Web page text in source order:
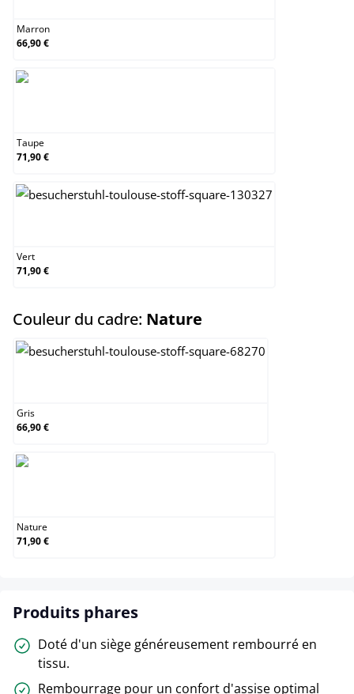
Marron
66,90 €
Taupe
71,90 €
Vert
71,90 €
Couleur du cadre: Nature
Gris
66,90 €
Nature
71,90 €
Produits phares
Doté d'un siège généreusement rembourré en
tissu.
Rembourrage pour un confort d'assise optimal